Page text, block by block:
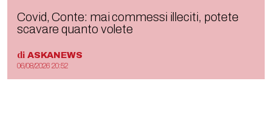
Covid, Conte: mai commessi illeciti, potete
scavare quanto volete
di ASKANEWS
06/08/2026 20:52